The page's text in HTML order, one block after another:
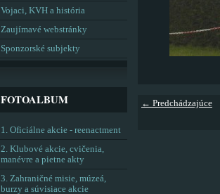
← Predchádzajúce
Vojaci, KVH a história
Zaujímavé webstránky
Sponzorské subjekty
FOTOALBUM
1. Oficiálne akcie - reenactment
2. Klubové akcie, cvičenia,
manévre a pietne akty
3. Zahraničné misie, múzeá,
burzy a súvisiace akcie